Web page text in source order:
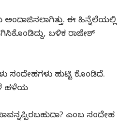
ಈ ಹಿನ್ನೆಲೆಯಲ್ಲಿ
ಬಳಿಕ ರಾಜೇಶ್
ಹುಟ್ಟಿ ಕೊಂಡಿದೆ.
ಹಳೆಯ
ಎಂಬ ಸಂದೇಹ